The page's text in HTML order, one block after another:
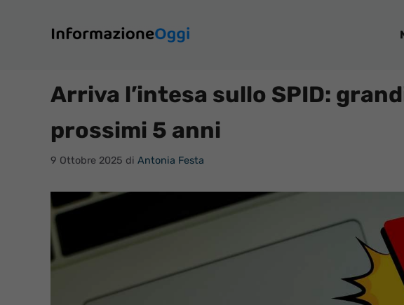
contenuto
Arriva l’intesa sullo SPID:
prossimi 5 anni
9 Ottobre 2025 di Antonia Festa